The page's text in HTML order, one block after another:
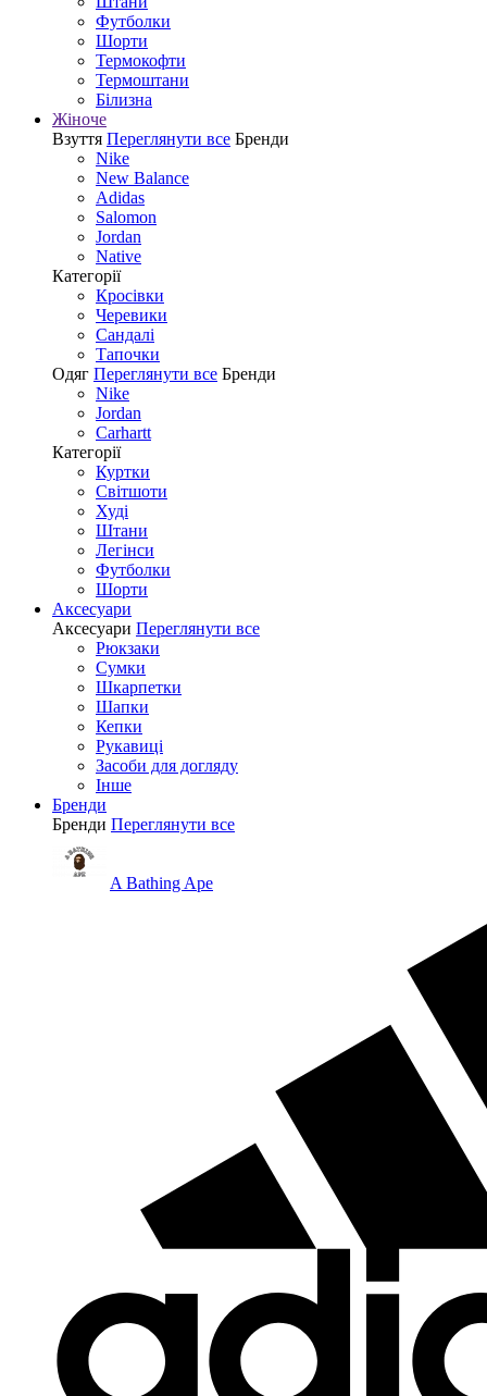
Футболки
Шорти
Термокофти
Термоштани
Білизна
Жіноче
Взуття Переглянути все Бренди
Nike
New Balance
Adidas
Salomon
Jordan
Native
Категорії
Кросівки
Черевики
Сандалі
Tапочки
Одяг Переглянути все Бренди
Nike
Jordan
Carhartt
Категорії
Куртки
Світшоти
Худі
Штани
Легінси
Футболки
Шорти
Аксесуари
Аксесуари Переглянути все
Рюкзаки
Сумки
Шкарпетки
Шапки
Кепки
Рукавиці
Засоби для догляду
Інше
Бренди
Бренди Переглянути все
A Bathing Ape